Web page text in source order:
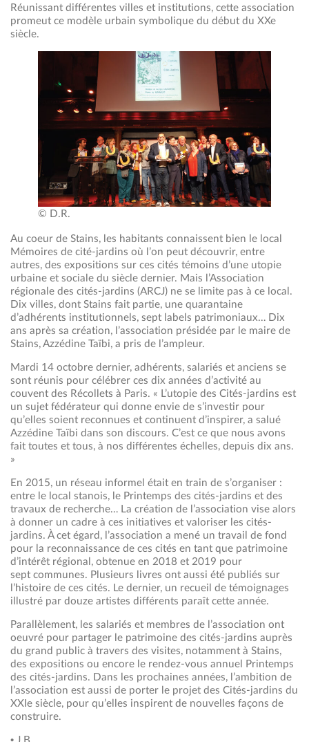
Réunissant différentes villes et institutions, cette association
promeut ce modèle urbain symbolique du début du XXe
siècle.
© D.R.
Au coeur de Stains, les habitants connaissent bien le local
Mémoires de cité-jardins où l’on peut découvrir, entre
autres, des expositions sur ces cités témoins d’une utopie
urbaine et sociale du siècle dernier. Mais l’Association
régionale des cités-jardins (ARCJ) ne se limite pas à ce local.
Dix villes, dont Stains fait partie, une quarantaine
d’adhérents institutionnels, sept labels patrimoniaux… Dix
ans après sa création, l’association présidée par le maire de
Stains, Azzédine Taïbi, a pris de l’ampleur.
Mardi 14 octobre dernier, adhérents, salariés et anciens se
sont réunis pour célébrer ces dix années d’activité au
couvent des Récollets à Paris. « L’utopie des Cités-jardins est
un sujet fédérateur qui donne envie de s’investir pour
qu’elles soient reconnues et continuent d’inspirer, a salué
Azzédine Taïbi dans son discours. C’est ce que nous avons
fait toutes et tous, à nos différentes échelles, depuis dix ans.
»
En 2015, un réseau informel était en train de s’organiser :
entre le local stanois, le Printemps des cités-jardins et des
travaux de recherche… La création de l’association vise alors
à donner un cadre à ces initiatives et valoriser les cités-
jardins. À cet égard, l’association a mené un travail de fond
pour la reconnaissance de ces cités en tant que patrimoine
d’intérêt régional, obtenue en 2018 et 2019 pour
sept communes. Plusieurs livres ont aussi été publiés sur
l’histoire de ces cités. Le dernier, un recueil de témoignages
illustré par douze artistes différents paraît cette année.
Parallèlement, les salariés et membres de l’association ont
oeuvré pour partager le patrimoine des cités-jardins auprès
du grand public à travers des visites, notamment à Stains,
des expositions ou encore le rendez-vous annuel Printemps
des cités-jardins. Dans les prochaines années, l’ambition de
l’association est aussi de porter le projet des Cités-jardins du
XXIe siècle, pour qu’elles inspirent de nouvelles façons de
construire.